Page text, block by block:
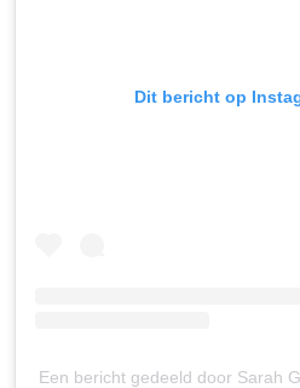
Dit bericht op
Een bericht gedeeld door Sarah